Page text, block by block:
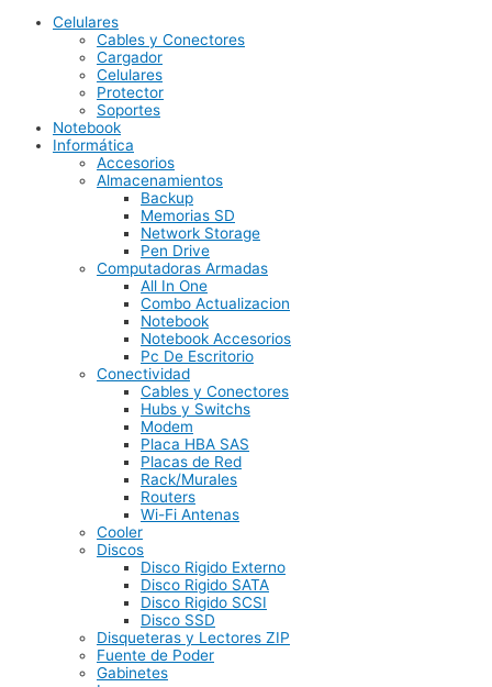
Celulares
Cables y Conectores
Cargador
Celulares
Protector
Soportes
Notebook
Informática
Accesorios
Almacenamientos
Backup
Memorias SD
Network Storage
Pen Drive
Computadoras Armadas
All In One
Combo Actualizacion
Notebook
Notebook Accesorios
Pc De Escritorio
Conectividad
Cables y Conectores
Hubs y Switchs
Modem
Placa HBA SAS
Placas de Red
Rack/Murales
Routers
Wi-Fi Antenas
Cooler
Discos
Disco Rigido Externo
Disco Rigido SATA
Disco Rigido SCSI
Disco SSD
Disqueteras y Lectores ZIP
Fuente de Poder
Gabinetes